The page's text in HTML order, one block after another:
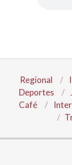
Regional
Deportes
Café